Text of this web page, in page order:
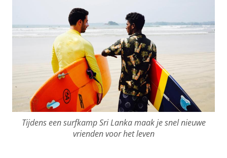
Tijdens een surfkamp Sri Lanka maak je snel nieuwe
vrienden voor het leven